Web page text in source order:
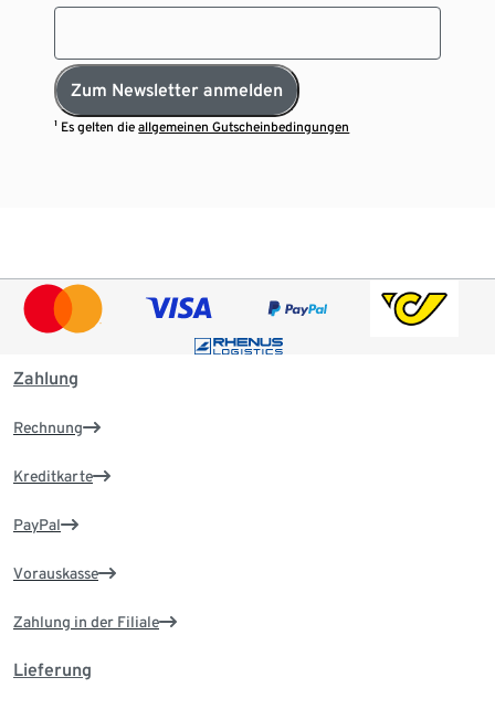
Zum Newsletter anmelden
¹ Es gelten dieallgemeinen Gutscheinbedingungen
Zahlung
Rechnung
Kreditkarte
PayPal
Vorauskasse
Zahlung in der Filiale
Lieferung